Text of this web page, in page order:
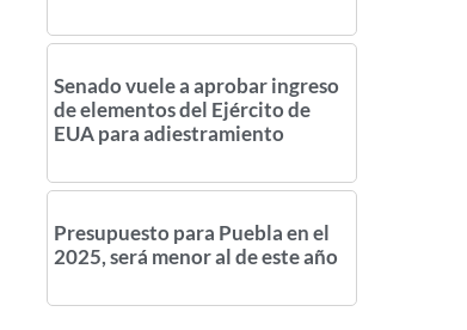
Senado vuele a aprobar ingreso
de elementos del Ejército de
EUA para adiestramiento
Presupuesto para Puebla en el
2025, será menor al de este año